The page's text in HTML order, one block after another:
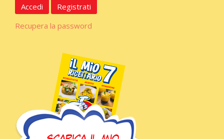
Accedi
Registrati
Recupera la password